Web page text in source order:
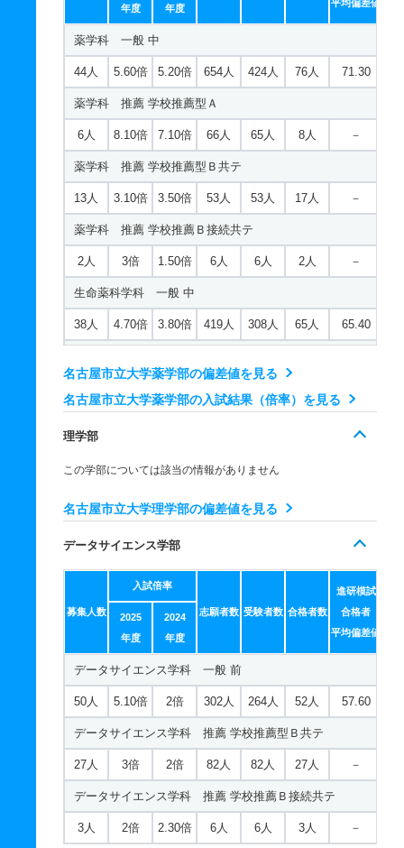
保健医療学科／リハビリテーション学専攻／理学療法学コ
ース 推薦 学校推薦Ｂ接続共テ
4人 2.30倍 － 9人 9人 4人 －
保健医療学科／リハビリテーション学専攻／作業療法学コ
ース 一般 前
20人 1.80倍 － 55人
保健医療学科／リハビリテーション学専攻／作業療法学コ
ース 推薦 学校推薦型Ａ
4人 4倍 － 16人 16人 4人 －
保健医療学科／リハビリテーション学専攻／作業療法学コ
ース 推薦 学校推薦型Ｂ共テ
12人 1倍 － 15人 15人 15人 －
ース 推薦 学校推薦Ｂ接続共テ
4人 － － 0人 0人 0人 －
平均偏差値
年度 年度
薬学科 一般 中
44人 5.60倍 5.20倍 654人 424人 76人 71.30
薬学科 推薦 学校推薦型Ａ
6人 8.10倍 7.10倍 66人 65人 8人 －
薬学科 推薦 学校推薦型Ｂ共テ
13人 3.10倍 3.50倍 53人 53人 17人 －
薬学科 推薦 学校推薦Ｂ接続共テ
2人 3倍 1.50倍 6人 6人 2人 －
生命薬科学科 一般 中
38人 4.70倍 3.80倍 419人 308人 65人 65.40
2人 3倍 1倍 3人 3人
名古屋市立大学薬学部の偏差値を見る
名古屋市立大学薬学部の入試結果（倍率）を見る
理学部
この学部については該当の情報がありません
名古屋市立大学理学部の偏差値を見る
データサイエンス学部
募集人数
入試倍率
志願者数 受験者数 合格者数
進研模試
合格者
平均偏差値
2025
年度
2024
年度
データサイエンス学科 一般 前
50人 5.10倍 2倍 302人 264人 52人 57.60
データサイエンス学科 推薦 学校推薦型Ｂ共テ
27人 3倍 2倍 82人 82人 27人 －
データサイエンス学科 推薦 学校推薦Ｂ接続共テ
3人 2倍 2.30倍 6人 6人 3人 －